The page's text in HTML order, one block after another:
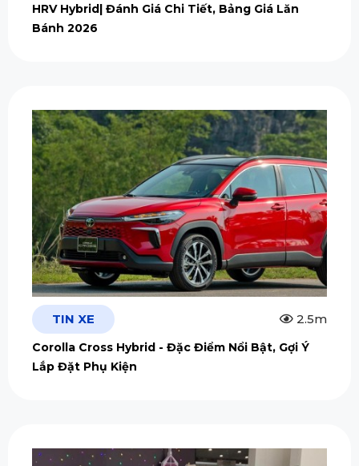
HRV Hybrid| Đánh Giá Chi Tiết, Bảng Giá Lăn
Bánh 2026
TIN XE 2.5m
Corolla Cross Hybrid - Đặc Điểm Nổi Bật, Gợi Ý
Lắp Đặt Phụ Kiện